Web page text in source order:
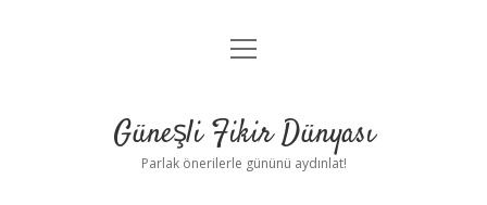
Anasayfa
Yasal Uyarı
menüyü
Güneşli Fikir Dünyası
Parlak önerilerle gününü aydınlat!